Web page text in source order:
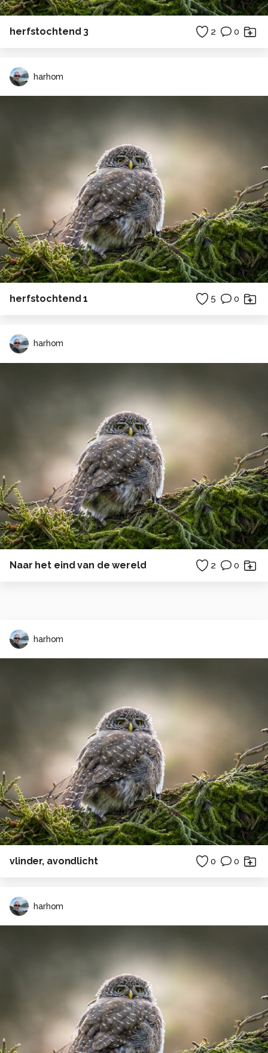
herfstochtend 3 2 0
harhom
herfstochtend 1 5 0
harhom
Naar het eind van de wereld 2 0
harhom
vlinder, avondlicht 0 0
harhom